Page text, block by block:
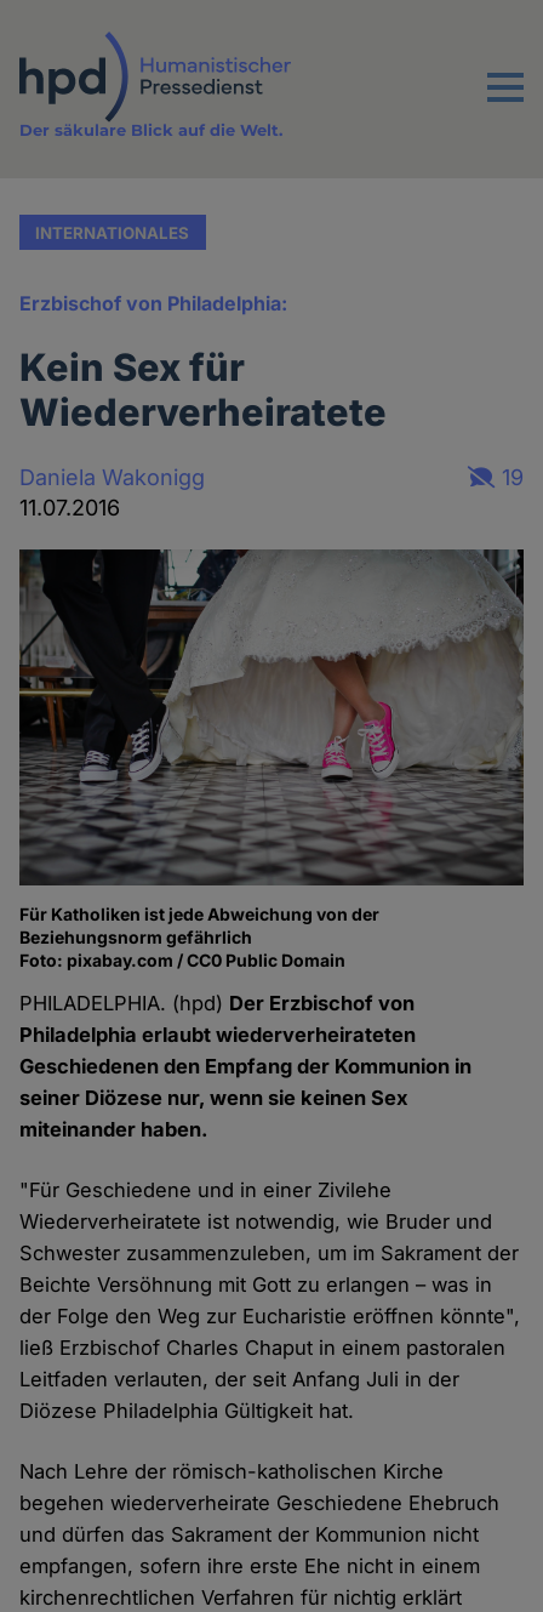
Inhalt
Menu
Der säkulare Blick auf die Welt.
INTERNATIONALES
Erzbischof von Philadelphia:
Kein Sex für
Wiederverheiratete
Daniela Wakonigg
11.07.2016
19
Für Katholiken ist jede Abweichung von der
Beziehungsnorm gefährlich
Foto: pixabay.com / CC0 Public Domain
PHILADELPHIA. (hpd) Der Erzbischof von
Philadelphia erlaubt wiederverheirateten
Geschiedenen den Empfang der Kommunion in
seiner Diözese nur, wenn sie keinen Sex
miteinander haben.
"Für Geschiedene und in einer Zivilehe
Wiederverheiratete ist notwendig, wie Bruder und
Schwester zusammenzuleben, um im Sakrament der
Beichte Versöhnung mit Gott zu erlangen – was in
der Folge den Weg zur Eucharistie eröffnen könnte",
ließ Erzbischof Charles Chaput in einem pastoralen
Leitfaden verlauten, der seit Anfang Juli in der
Diözese Philadelphia Gültigkeit hat.
Nach Lehre der römisch-katholischen Kirche
begehen wiederverheirate Geschiedene Ehebruch
und dürfen das Sakrament der Kommunion nicht
empfangen, sofern ihre erste Ehe nicht in einem
kirchenrechtlichen Verfahren für nichtig erklärt